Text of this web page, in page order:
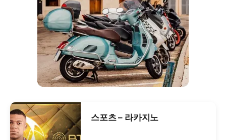
스포츠 – 라카지노